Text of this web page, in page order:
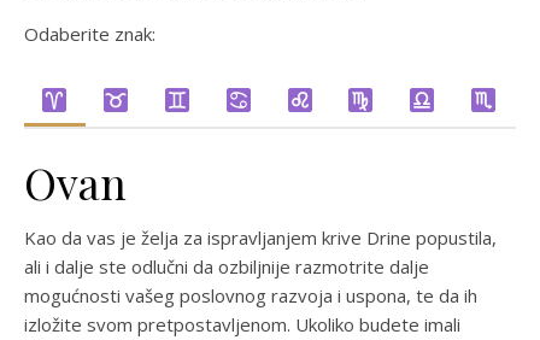
Odaberite znak:
Ovan
Kao da vas je želja za ispravljanjem krive Drine popustila,
ali i dalje ste odlučni da ozbiljnije razmotrite dalje
mogućnosti vašeg poslovnog razvoja i uspona, te da ih
izložite svom pretpostavljenom. Ukoliko budete imali